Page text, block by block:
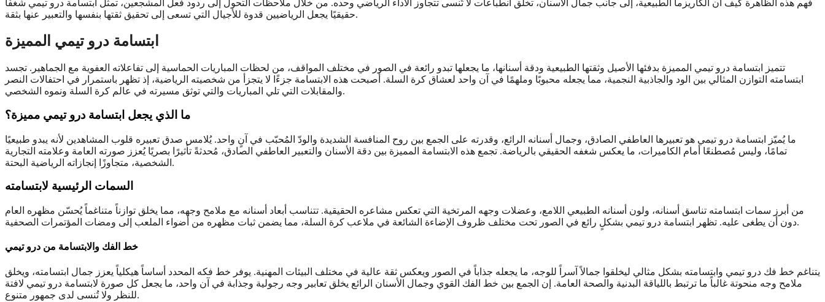
فهم هذه الظاهرة كيف أن الكاريزما الطبيعية، إلى جانب جمال الأسنان، تخلق انطباعات لا تُنسى تتجاوز الأداء الرياضي وحده. من خلال ملاحظات التحول إلى ردود فعل المشجعين، تمثل ابتسامة درو تيمي شغفًا
حقيقيًا يجعل الرياضيين قدوة للأجيال التي تسعى إلى تحقيق ثقتها بنفسها والتعبير عنها بثقة.
ابتسامة درو تيمي المميزة
تتميز ابتسامة درو تيمي المميزة بدفئها الأصيل وثقتها الطبيعية ودقة أسنانها، ما يجعلها تبدو رائعة في الصور في مختلف المواقف، من لحظات المباريات الحماسية إلى تفاعلاته العفوية مع الجماهير. تجسد
ابتسامته التوازن المثالي بين الود والجاذبية النجمية، مما يجعله محبوبًا وملهمًا في آن واحد لعشاق كرة السلة. أصبحت هذه الابتسامة جزءًا لا يتجزأ من شخصيته الرياضية، إذ تظهر باستمرار في احتفالات النصر
والمقابلات التي تلي المباريات والتي توثق مسيرته في عالم كرة السلة ونموه الشخصي.
ما الذي يجعل ابتسامة درو تيمي مميزة؟
ما يُميّز ابتسامة درو تيمي هو تعبيرها العاطفي الصادق، وجمال أسنانه الرائع، وقدرته على الجمع بين روح المنافسة الشديدة والودّ المُحبّب في آنٍ واحد. يُلامس صدق تعبيره قلوب المشاهدين لأنه يبدو طبيعيًا
تمامًا، وليس مُصطنعًا أمام الكاميرات، ما يعكس شغفه الحقيقي بالرياضة. تجمع هذه الابتسامة المميزة بين دقة الأسنان والتعبير العاطفي الصادق، مُحدثةً تأثيرًا بصريًا يُعزز صورته العامة وعلامته التجارية
الشخصية، متجاوزًا إنجازاته الرياضية البحتة.
السمات الرئيسية لابتسامته
من أبرز سمات ابتسامته تناسق أسنانه، ولون أسنانه الطبيعي اللامع، وعضلات وجهه المرتخية التي تعكس مشاعره الحقيقية. تتناسب أبعاد أسنانه مع ملامح وجهه، مما يخلق توازناً متناغماً يُحسّن مظهره العام
دون أن يطغى عليه. تظهر ابتسامة درو تيمي بشكلٍ رائع في الصور تحت مختلف ظروف الإضاءة الشائعة في ملاعب كرة السلة، مما يضمن ثبات مظهره من أضواء الملعب إلى ومضات المؤتمرات الصحفية.
خط الفك والابتسامة من درو تيمي
يتناغم خط فك درو تيمي وابتسامته بشكل مثالي ليخلقوا جمالاً آسراً للوجه، ما يجعله جذاباً في الصور ويعكس ثقة عالية في مختلف البيئات المهنية. يوفر خط فكه المحدد أساساً هيكلياً يعزز جمال ابتسامته، ويخلق
ملامح وجه منحوتة غالباً ما ترتبط باللياقة البدنية والصحة العامة. إن الجمع بين خط الفك القوي وجمال الأسنان الرائع يخلق تعابير وجه رجولية وجذابة في آن واحد، ما يجعل كل صورة لابتسامة درو تيمي لافتة
للنظر ولا تُنسى لدى جمهور متنوع.